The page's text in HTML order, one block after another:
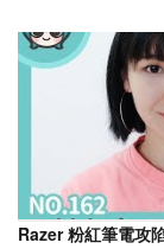
Razer 粉紅筆電攻